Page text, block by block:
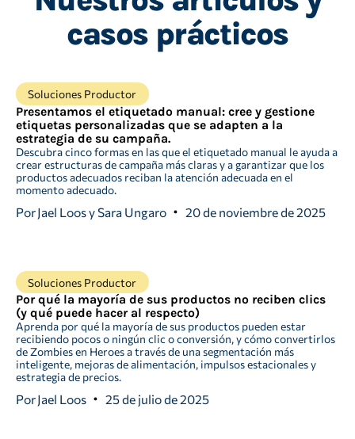
casos prácticos
Soluciones Productor
Presentamos el etiquetado manual: cree y gestione
etiquetas personalizadas que se adapten a la
estrategia de su campaña.
Descubra cinco formas en las que el etiquetado manual le ayuda a
crear estructuras de campaña más claras y a garantizar que los
productos adecuados reciban la atención adecuada en el
momento adecuado.
PorJael Loos y Sara Ungaro 20 de noviembre de 2025
Soluciones Productor
Por qué la mayoría de sus productos no reciben clics
(y qué puede hacer al respecto)
Aprenda por qué la mayoría de sus productos pueden estar
recibiendo pocos o ningún clic o conversión, y cómo convertirlos
de Zombies en Heroes a través de una segmentación más
inteligente, mejoras de alimentación, impulsos estacionales y
estrategia de precios.
PorJael Loos 25 de julio de 2025